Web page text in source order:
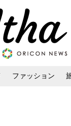
ファッション